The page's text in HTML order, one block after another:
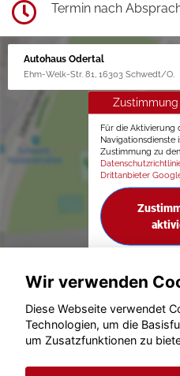
Termin nach
Autohaus Odertal
Ehm-Welk-Str. 81, 16303 Schwedt/O.
Für die Aktivierung
Navigationsdienste
Zustimmung zu den
Drittanbieter
©
Wir verwenden
Diese Webseite verwendet
Technologien, um die
um Zusatzfunktionen zu